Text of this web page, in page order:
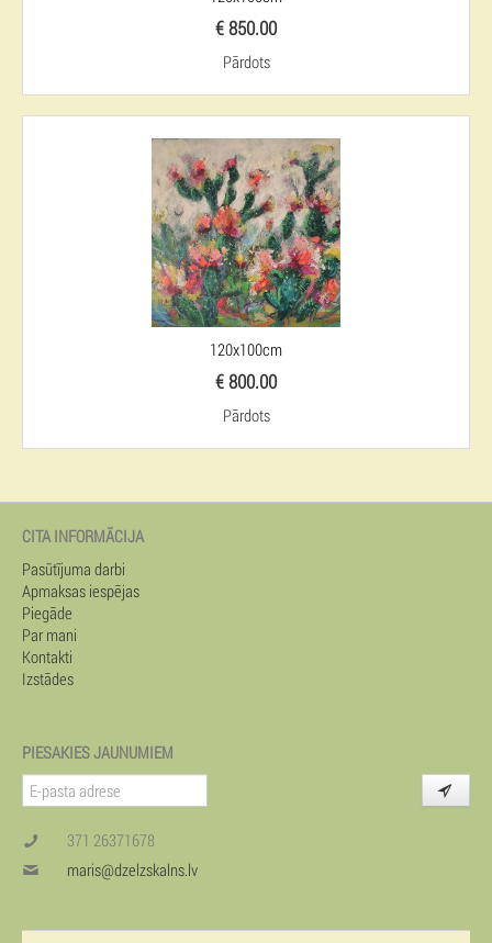
€ 850.00
Pārdots
120x100cm
€ 800.00
Pārdots
CITA INFORMĀCIJA
Pasūtījuma darbi
Apmaksas iespējas
Piegāde
Par mani
Kontakti
Izstādes
PIESAKIES JAUNUMIEM
371 26371678
maris@dzelzskalns.lv